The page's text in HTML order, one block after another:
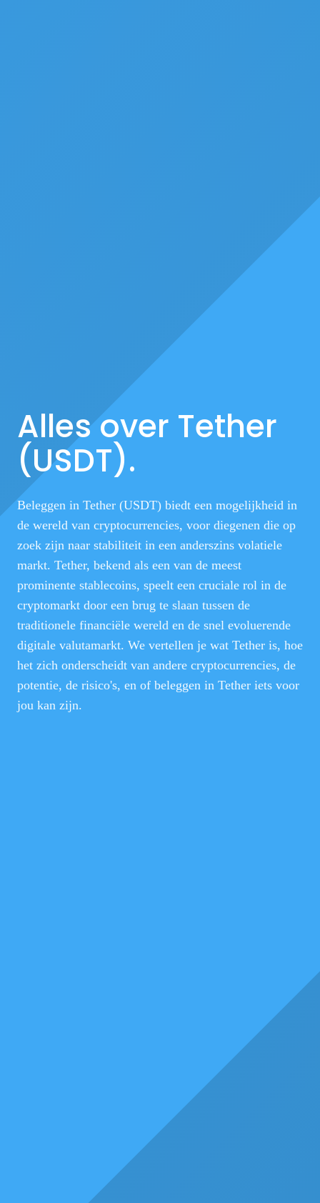
Alles over Tether
(USDT).
Beleggen in Tether (USDT) biedt een mogelijkheid in
de wereld van cryptocurrencies, voor diegenen die op
zoek zijn naar stabiliteit in een anderszins volatiele
markt. Tether, bekend als een van de meest
prominente stablecoins, speelt een cruciale rol in de
cryptomarkt door een brug te slaan tussen de
traditionele financiële wereld en de snel evoluerende
digitale valutamarkt. We vertellen je wat Tether is, hoe
het zich onderscheidt van andere cryptocurrencies, de
potentie, de risico's, en of beleggen in Tether iets voor
jou kan zijn.